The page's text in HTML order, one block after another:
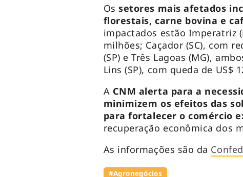
Os setores mais afetados
florestais, carne bovina e
impactados estão Imperatriz
milhões; Caçador (SC), com
(SP) e Três Lagoas (MG),
Lins (SP), com queda de US$
A CNM alerta para a
minimizem os efeitos das
para fortalecer o comércio
recuperação econômica dos
As informações são da
#Agronegócios